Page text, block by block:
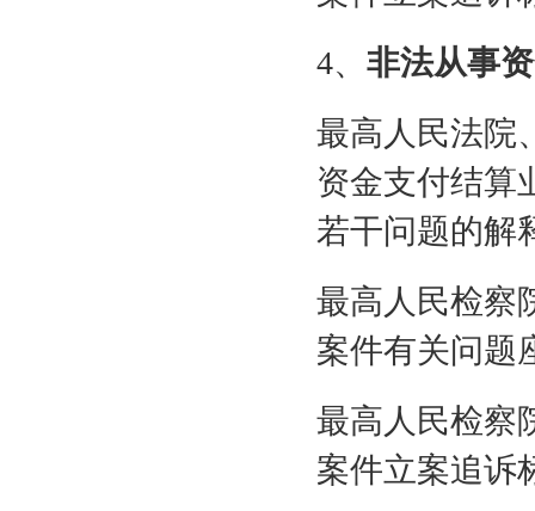
4、 非法从事
最高人民法院
资金支付结算
若干问题的解
最高人民检察
案件有关问题
最高人民检察
案件立案追诉